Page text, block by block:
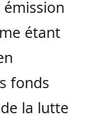
étant
fonds
la lutte